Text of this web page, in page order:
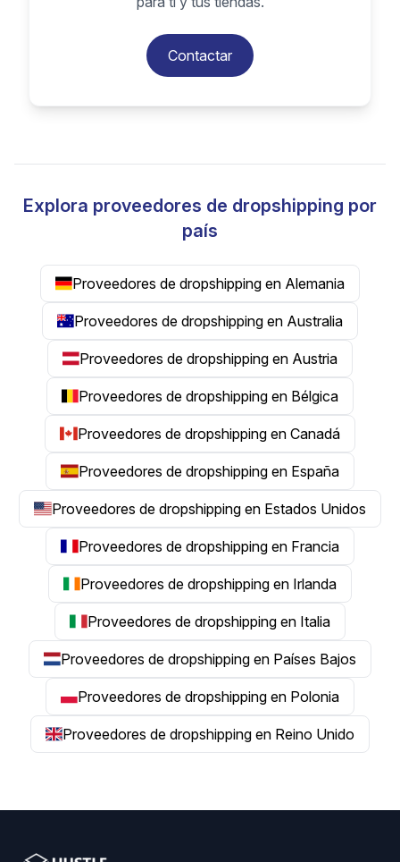
Contactar
Explora proveedores de dropshipping por
país
Proveedores de dropshipping en Alemania
Proveedores de dropshipping en Australia
Proveedores de dropshipping en Austria
Proveedores de dropshipping en Bélgica
Proveedores de dropshipping en Canadá
Proveedores de dropshipping en España
Proveedores de dropshipping en Estados Unidos
Proveedores de dropshipping en Francia
Proveedores de dropshipping en Irlanda
Proveedores de dropshipping en Italia
Proveedores de dropshipping en Países Bajos
Proveedores de dropshipping en Polonia
Proveedores de dropshipping en Reino Unido